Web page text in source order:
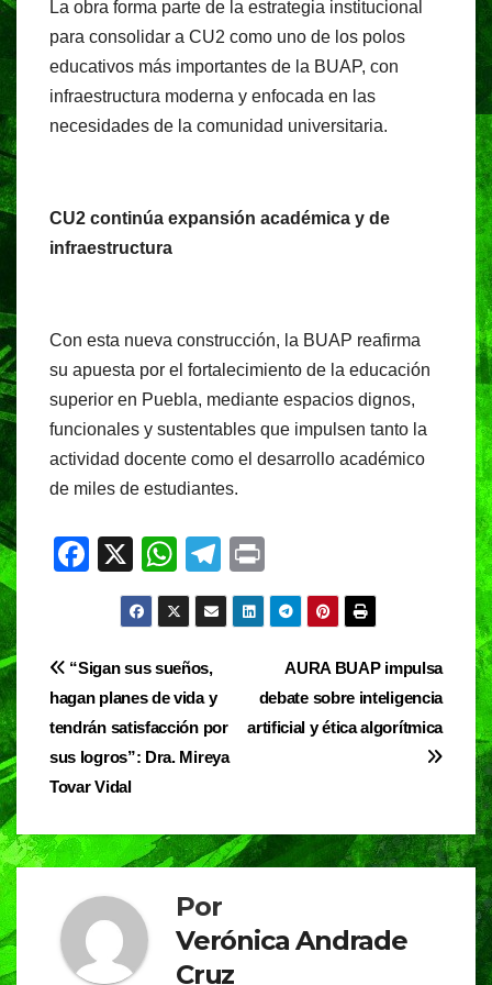
La obra forma parte de la estrategia institucional
para consolidar a CU2 como uno de los polos
educativos más importantes de la BUAP, con
infraestructura moderna y enfocada en las
necesidades de la comunidad universitaria.
CU2 continúa expansión académica y de
infraestructura
Con esta nueva construcción, la BUAP reafirma
su apuesta por el fortalecimiento de la educación
superior en Puebla, mediante espacios dignos,
funcionales y sustentables que impulsen tanto la
actividad docente como el desarrollo académico
de miles de estudiantes.
F
e
b
o
o
k
X
W
h
at
s
A
p
p
T
el
e
m
in
t
Navegación
de
entradas
AURA BUAP impulsa
debate sobre inteligencia
artificial y ética algorítmica
“Sigan sus sueños,
hagan planes de vida y
tendrán satisfacción por
sus logros”: Dra. Mireya
Tovar Vidal
Por
Verónica Andrade
Cruz